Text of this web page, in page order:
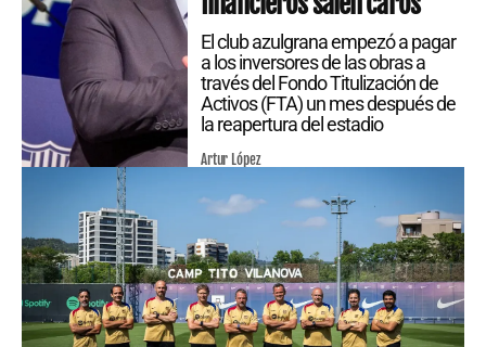
El club azulgrana empezó a pagar
a los inversores de las obras a
través del Fondo Titulización de
Activos (FTA) un mes después de
la reapertura del estadio
Artur López